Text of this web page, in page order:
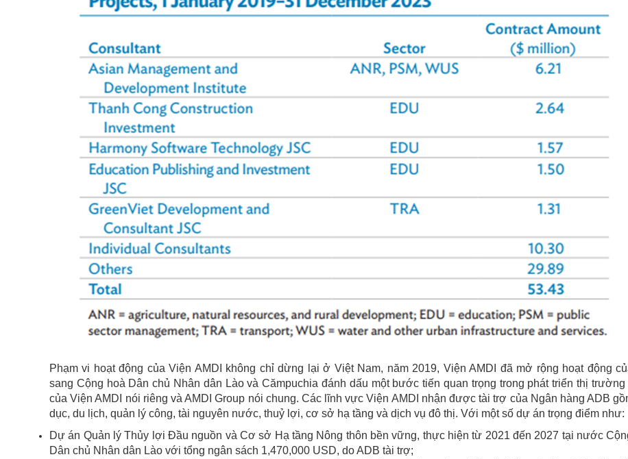
Phạm vi hoạt động của Viện AMDI không chỉ dừng lại ở Việt Nam, năm 2019, Viện AMDI đã mở rộng hoạt động
sang Cộng hoà Dân chủ Nhân dân Lào và Cămpuchia đánh dấu một bước tiến quan trọng trong phát triển thị trường
của Viện AMDI nói riêng và AMDI Group nói chung. Các lĩnh vực Viện AMDI nhận được tài trợ của Ngân hàng ADB
dục, du lịch, quản lý công, tài nguyên nước, thuỷ lợi, cơ sở hạ tầng và dịch vụ đô thị. Với một số dự án trọng điểm như:
Dự án Quản lý Thủy lợi Đầu nguồn và Cơ sở Hạ tầng Nông thôn bền vững, thực hiện từ 2021 đến 2027 tại nước
Dân chủ Nhân dân Lào với tổng ngân sách 1,470,000 USD, do ADB tài trợ;